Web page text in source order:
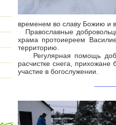
временем во славу Божию и
Православные
храма протоиереем
территорию.
Регулярная помощь
расчистке снега, прихожане
участие в богослужении.